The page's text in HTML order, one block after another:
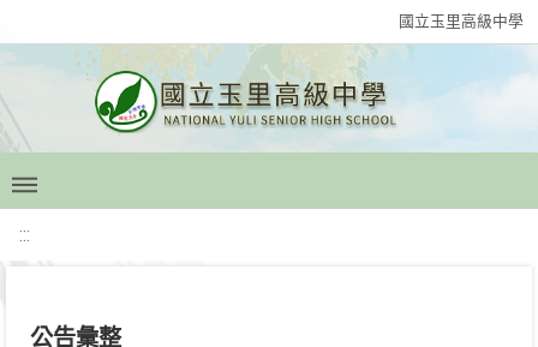
國立玉里高級中學
:::
公告彙整